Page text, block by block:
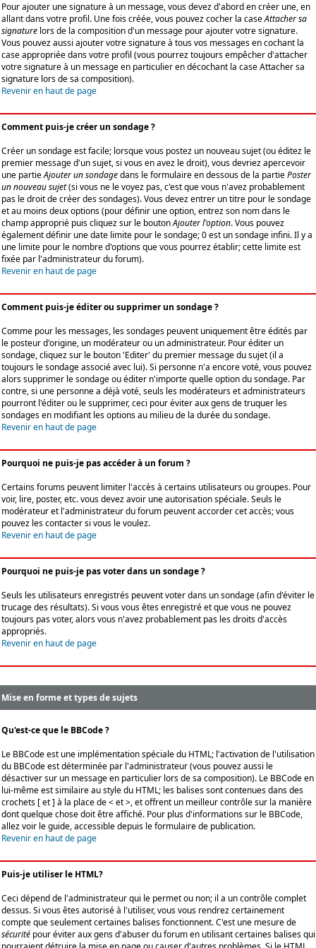
Pour ajouter une signature à un message, vous devez d'abord en créer une, en
allant dans votre profil. Une fois créée, vous pouvez cocher la caseAttacher sa
signature lors de la composition d'un message pour ajouter votre signature.
Vous pouvez aussi ajouter votre signature à tous vos messages en cochant la
case appropriée dans votre profil (vous pourrez toujours empêcher d'attacher
votre signature à un message en particulier en décochant la case Attacher sa
signature lors de sa composition).
Revenir en haut de page
Comment puis-je créer un sondage ?
Créer un sondage est facile; lorsque vous postez un nouveau sujet (ou éditez le
premier message d'un sujet, si vous en avez le droit), vous devriez apercevoir
une partieAjouter un sondagedans le formulaire en dessous de la partiePoster
un nouveau sujet(si vous ne le voyez pas, c'est que vous n'avez probablement
pas le droit de créer des sondages). Vous devez entrer un titre pour le sondage
et au moins deux options (pour définir une option, entrez son nom dans le
champ approprié puis cliquez sur le boutonAjouter l'option. Vous pouvez
également définir une date limite pour le sondage; 0 est un sondage infini. Il y a
une limite pour le nombre d'options que vous pourrez établir; cette limite est
fixée par l'administrateur du forum).
Revenir en haut de page
Comment puis-je éditer ou supprimer un sondage ?
Comme pour les messages, les sondages peuvent uniquement être édités par
le posteur d'origine, un modérateur ou un administrateur. Pour éditer un
sondage, cliquez sur le bouton 'Editer' du premier message du sujet (il a
toujours le sondage associé avec lui). Si personne n'a encore voté, vous pouvez
alors supprimer le sondage ou éditer n'importe quelle option du sondage. Par
contre, si une personne a déjà voté, seuls les modérateurs et administrateurs
pourront l'éditer ou le supprimer, ceci pour éviter aux gens de truquer les
sondages en modifiant les options au milieu de la durée du sondage.
Revenir en haut de page
Pourquoi ne puis-je pas accéder à un forum ?
Certains forums peuvent limiter l'accès à certains utilisateurs ou groupes. Pour
voir, lire, poster, etc. vous devez avoir une autorisation spéciale. Seuls le
modérateur et l'administrateur du forum peuvent accorder cet accès; vous
pouvez les contacter si vous le voulez.
Revenir en haut de page
Pourquoi ne puis-je pas voter dans un sondage ?
Seuls les utilisateurs enregistrés peuvent voter dans un sondage (afin d'éviter le
trucage des résultats). Si vous vous êtes enregistré et que vous ne pouvez
toujours pas voter, alors vous n'avez probablement pas les droits d'accès
appropriés.
Revenir en haut de page
Mise en forme et types de sujets
Qu'est-ce que le BBCode ?
Le BBCode est une implémentation spéciale du HTML; l'activation de l'utilisation
du BBCode est déterminée par l'administrateur (vous pouvez aussi le
désactiver sur un message en particulier lors de sa composition). Le BBCode en
lui-même est similaire au style du HTML; les balises sont contenues dans des
crochets [ et ] à la place de < et >, et offrent un meilleur contrôle sur la manière
dont quelque chose doit être affiché. Pour plus d'informations sur le BBCode,
allez voir le guide, accessible depuis le formulaire de publication.
Revenir en haut de page
Puis-je utiliser le HTML?
Ceci dépend de l'administrateur qui le permet ou non; il a un contrôle complet
dessus. Si vous êtes autorisé à l'utiliser, vous vous rendrez certainement
compte que seulement certaines balises fonctionnent. C'est une mesure de
sécurité pour éviter aux gens d'abuser du forum en utilisant certaines balises qui